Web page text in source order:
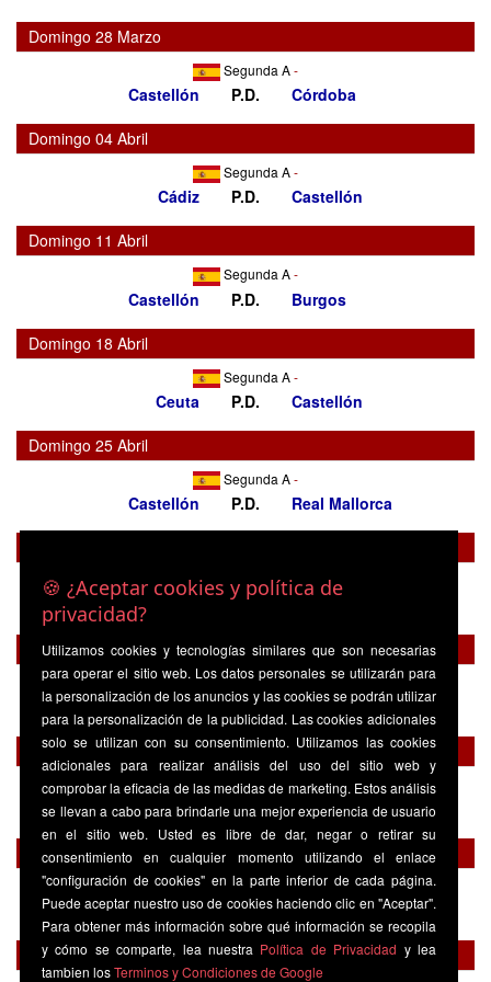
Domingo 28 Marzo
Segunda A-
Castellón P.D.
Córdoba
Domingo 04 Abril
Segunda A-
Cádiz P.D.
Castellón
Domingo 11 Abril
Segunda A-
Castellón P.D.
Burgos
Domingo 18 Abril
Segunda A-
Ceuta P.D.
Castellón
Domingo 25 Abril
Segunda A-
Castellón P.D.
Real Mallorca
Segunda A -
Tenerife P.D.
Domingo 09 Mayo
Segunda A-
Castellón P.D.
Real Valladolid
Domingo 16 Mayo
Segunda A-
Castellón P.D.
Real Sociedad B
Domingo 23 Mayo
Segunda A-
Eibar P.D.
Castellón
Domingo 30 Mayo
🍪 ¿Aceptar cookies y política de
privacidad?
Utilizamos cookies y tecnologías similares que son necesarias
para operar el sitio web. Los datos personales se utilizarán para
la personalización de los anuncios y las cookies se podrán utilizar
para la personalización de la publicidad. Las cookies adicionales
solo se utilizan con su consentimiento. Utilizamos las cookies
adicionales para realizar análisis del uso del sitio web y
comprobar la eficacia de las medidas de marketing. Estos análisis
se llevan a cabo para brindarle una mejor experiencia de usuario
en el sitio web. Usted es libre de dar, negar o retirar su
consentimiento en cualquier momento utilizando el enlace
"configuración de cookies" en la parte inferior de cada página.
Puede aceptar nuestro uso de cookies haciendo clic en "Aceptar".
Para obtener más información sobre qué información se recopila
y cómo se comparte, lea nuestra Política de Privacidad y lea
tambien losTerminos y Condiciones de Google